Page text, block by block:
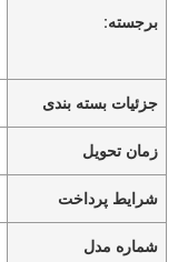
برجسته:
جزئیات بسته بندی
زمان تحویل
شرایط پرداخت
شماره مدل